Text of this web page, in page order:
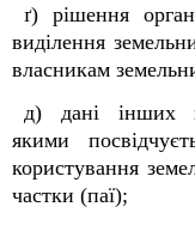
ґ) рішення
виділення
власникам
д) дані інших
якими
користування
частки (паї);